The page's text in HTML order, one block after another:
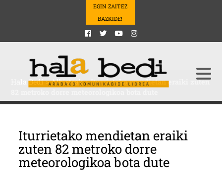
EGIN ZAITEZ
BAZKIDE!
Hala Bedi>Albisteak>Iturrietako mendietan eraiki zuten
Iturrietako mendietan eraiki
zuten 82 metroko dorre
meteorologikoa bota dute